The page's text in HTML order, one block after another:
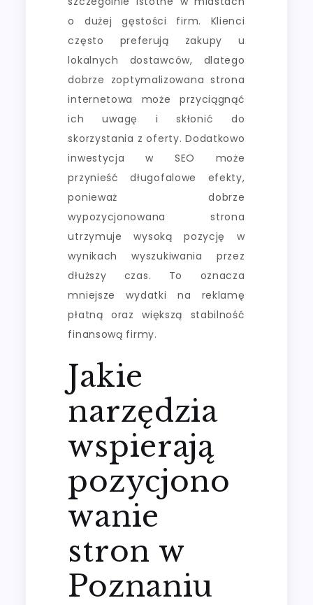
o dużej gęstości firm. Klienci
często preferują zakupy u
lokalnych dostawców, dlatego
dobrze zoptymalizowana strona
internetowa może przyciągnąć
ich uwagę i skłonić do
skorzystania z oferty. Dodatkowo
inwestycja w SEO może
przynieść długofalowe efekty,
ponieważ dobrze
wypozycjonowana strona
utrzymuje wysoką pozycję w
wynikach wyszukiwania przez
dłuższy czas. To oznacza
mniejsze wydatki na reklamę
płatną oraz większą stabilność
finansową firmy.
Jakie
narzędzia
wspierają
pozycjono
wanie
stron w
Poznaniu